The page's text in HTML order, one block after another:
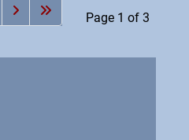
Page 1 of 3